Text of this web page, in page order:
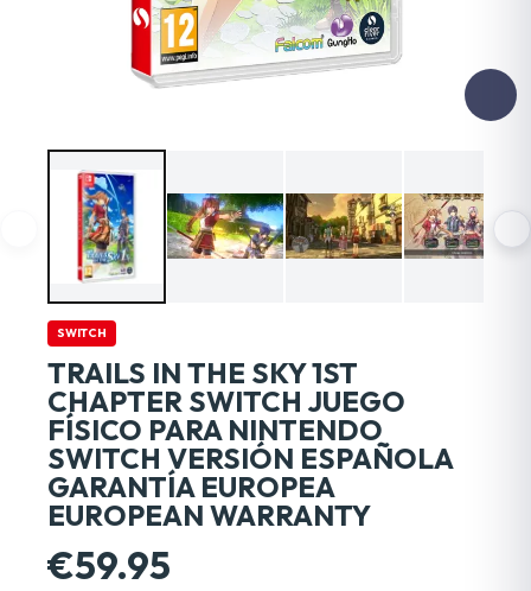
SWITCH
TRAILS IN THE SKY 1ST
CHAPTER SWITCH JUEGO
FÍSICO PARA NINTENDO
SWITCH VERSIÓN ESPAÑOLA
GARANTÍA EUROPEA
EUROPEAN WARRANTY
€59.95